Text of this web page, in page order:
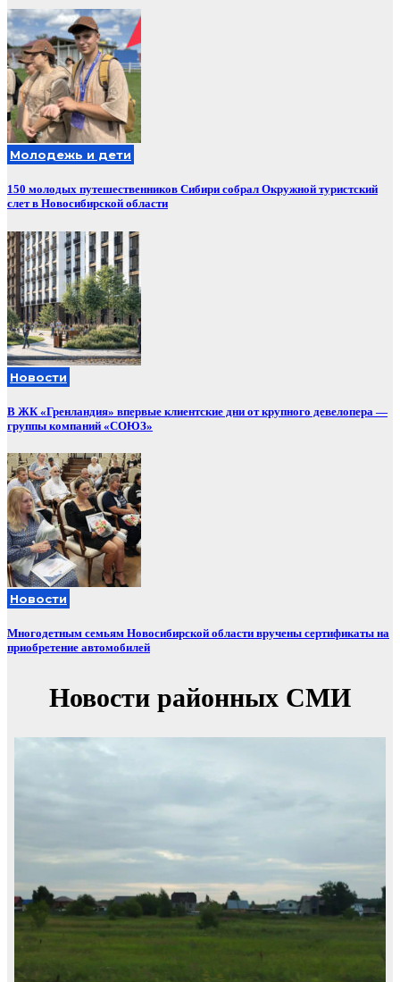
Молодежь и дети
150 молодых путешественников Сибири собрал Окружной туристский
слет в Новосибирской области
Новости
В ЖК «Гренландия» впервые клиентские дни от крупного девелопера —
группы компаний «СОЮЗ»
Новости
Многодетным семьям Новосибирской области вручены сертификаты на
приобретение автомобилей